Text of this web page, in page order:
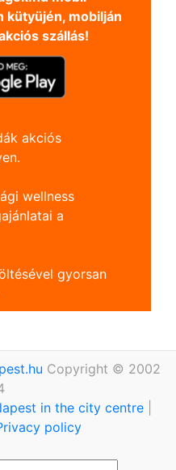
kütyüjén, mobilján
szállás!
akciós
wellness
a
gyorsan
Copyright © 2002
in the city centre
policy